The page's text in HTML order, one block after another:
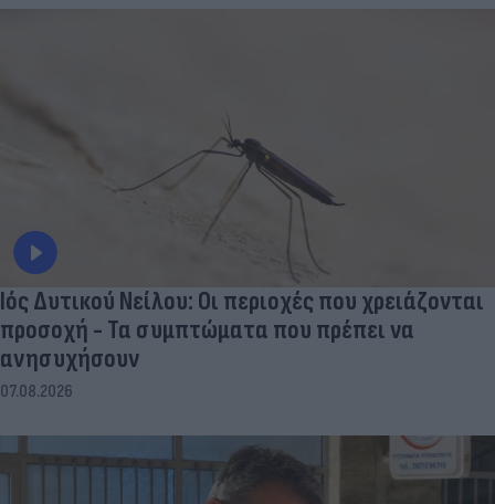
Ιός Δυτικού Νείλου: Οι περιοχές που χρειάζονται
προσοχή - Τα συμπτώματα που πρέπει να
ανησυχήσουν
07.08.2026